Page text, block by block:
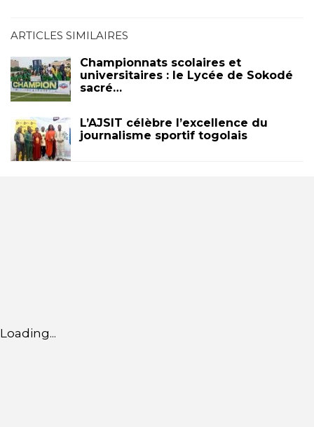
ARTICLES SIMILAIRES
Championnats scolaires et
universitaires : le Lycée de Sokodé
sacré…
L’AJSIT célèbre l’excellence du
journalisme sportif togolais
Loading...